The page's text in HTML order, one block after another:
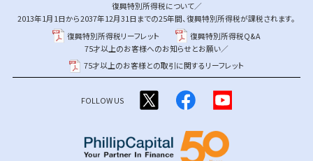
復興特別所得税について／
2013年1月1日から2037年12月31日までの25年間、復興特別所得税が課税されます。
復興特別所得税リーフレット
復興特別所得税Q&A
75才以上のお客様へのお知らせとお願い／
75才以上のお客様との取引に関するリーフレット
FOLLOW US